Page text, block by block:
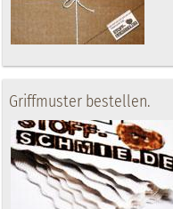
Griffmuster bestellen.